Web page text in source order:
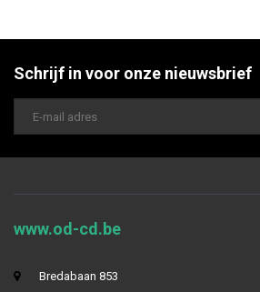
Schrijf in voor onze nieuwsbrief
www.od-cd.be
Bredabaan 853